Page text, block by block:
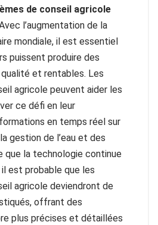
de conseil agricole
l’augmentation de la
mondiale, il est essentiel
puissent produire des
et rentables. Les
agricole peuvent aider les
ce défi en leur
en temps réel sur
gestion de l’eau et des
que la technologie continue
est probable que les
agricole deviendront de
offrant des
plus précises et détaillées